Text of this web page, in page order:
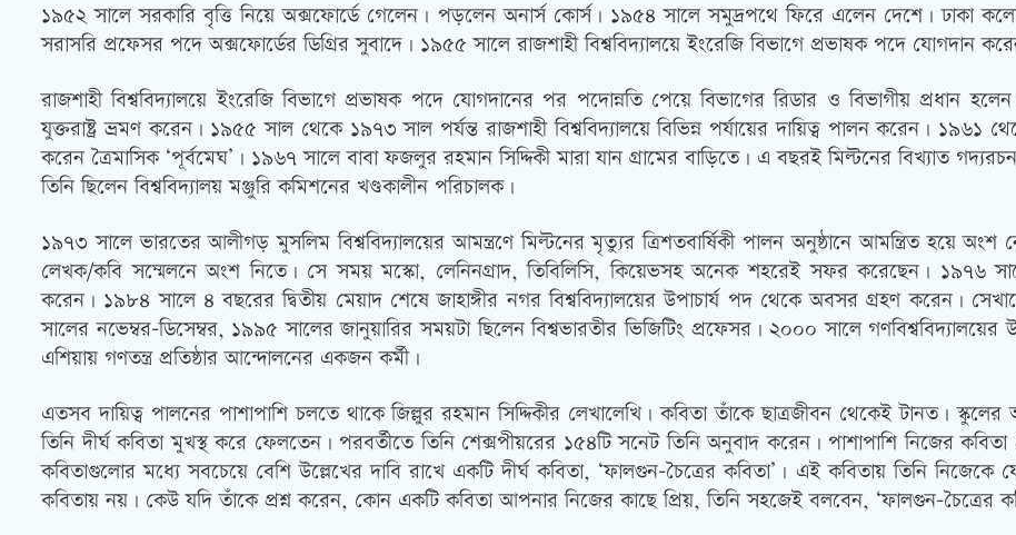
১৯৫২ সালে সরকারি বৃত্তি নিয়ে অক্সফোর্ডে গেলেন। পড়লেন অনার্স কোর্স। ১৯৫৪ সালে সমুদ্রপথে ফিরে এলেন দেশে। ঢাকা
সরাসরি প্রফেসর পদে অক্সফোর্ডের ডিগ্রির সুবাদে। ১৯৫৫ সালে রাজশাহী বিশ্ববিদ্যালয়ে ইংরেজি বিভাগে প্রভাষক পদে যোগদান
রাজশাহী বিশ্ববিদ্যালয়ে ইংরেজি বিভাগে প্রভাষক পদে যোগদানের পর পদোন্নতি পেয়ে বিভাগের রিডার ও বিভাগীয় প্রধান
যুক্তরাষ্ট্র ভ্রমণ করেন। ১৯৫৫ সাল থেকে ১৯৭৩ সাল পর্যন্ত রাজশাহী বিশ্ববিদ্যালয়ে বিভিন্ন পর্যায়ের দায়িত্ব পালন করেন। ১৯৬১
করেন ত্রৈমাসিক ‘পূর্বমেঘ’। ১৯৬৭ সালে বাবা ফজলুর রহমান সিদ্দিকী মারা যান গ্রামের বাড়িতে। এ বছরই মিল্টনের বিখ্যাত
তিনি ছিলেন বিশ্ববিদ্যালয় মঞ্জুরি কমিশনের খণ্ডকালীন পরিচালক।
১৯৭৩ সালে ভারতের আলীগড় মুসলিম বিশ্ববিদ্যালয়ের আমন্ত্রণে মিল্টনের মৃত্যুর ত্রিশতবার্ষিকী পালন অনুষ্ঠানে আমন্ত্রিত হয়ে
লেখক/কবি সম্মেলনে অংশ নিতে। সে সময় মস্কো, লেনিনগ্রাদ, তিবিলিসি, কিয়েভসহ অনেক শহরেই সফর করেছেন। ১৯৭৬ সালে
করেন। ১৯৮৪ সালে ৪ বছরের দ্বিতীয় মেয়াদ শেষে জাহাঙ্গীর নগর বিশ্ববিদ্যালয়ের উপাচার্য পদ থেকে অবসর গ্রহণ করেন।
সালের নভেম্বর-ডিসেম্বর, ১৯৯৫ সালের জানুয়ারির সময়টা ছিলেন বিশ্বভারতীর ভিজিটিং প্রফেসর। ২০০০ সালে
এশিয়ায় গণতন্ত্র প্রতিষ্ঠার আন্দোলনের একজন কর্মী।
এতসব দায়িত্ব পালনের পাশাপাশি চলতে থাকে জিল্লুর রহমান সিদ্দিকীর লেখালেখি। কবিতা তাঁকে ছাত্রজীবন থেকেই টানত।
তিনি দীর্ঘ কবিতা মুখস্থ করে ফেলতেন। পরবর্তীতে তিনি শেক্সপীয়রের ১৫৪টি সনেট তিনি অনুবাদ করেন। পাশাপাশি নিজের
কবিতাগুলোর মধ্যে সবচেয়ে বেশি উল্লেখের দাবি রাখে একটি দীর্ঘ কবিতা, ‘ফালগুন-চৈত্রের কবিতা’। এই কবিতায় তিনি
কবিতায় নয়। কেউ যদি তাঁকে প্রশ্ন করেন, কোন একটি কবিতা আপনার নিজের কাছে প্রিয়, তিনি সহজেই বলবেন, ‘ফালগুন-চৈত্রের